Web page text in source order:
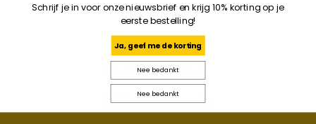
Brugge
+32 487 34 09 44
+32 487 34 09 44
info@skateshop.be
Schrijf je in voor onze nieuwsbrief en krijg 10% korting op je
eerste bestelling!
Ja, geef me de korting
Nee bedankt
Nee bedankt